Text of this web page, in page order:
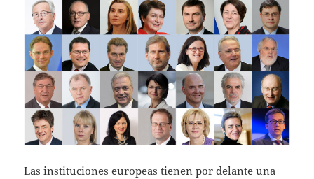
Las instituciones europeas tienen por delante una